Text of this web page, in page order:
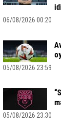
06/08/2026 00:20
05/08/2026 23:59
05/08/2026 23:30